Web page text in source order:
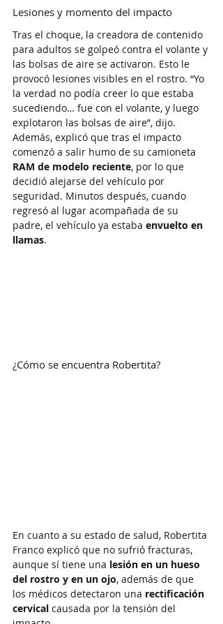
Lesiones y momento del impacto
Tras el choque, la creadora de contenido
para adultos se golpeó contra el volante y
las bolsas de aire se activaron. Esto le
provocó lesiones visibles en el rostro. “Yo
la verdad no podía creer lo que estaba
sucediendo… fue con el volante, y luego
explotaron las bolsas de aire”, dijo.
Además, explicó que tras el impacto
comenzó a salir humo de su camioneta
RAM de modelo reciente, por lo que
decidió alejarse del vehículo por
seguridad. Minutos después, cuando
regresó al lugar acompañada de su
padre, el vehículo ya estaba envuelto en
llamas.
¿Cómo se encuentra Robertita?
En cuanto a su estado de salud, Robertita
Franco explicó que no sufrió fracturas,
aunque sí tiene una lesión en un hueso
del rostro y en un ojo, además de que
los médicos detectaron una rectificación
cervical causada por la tensión del